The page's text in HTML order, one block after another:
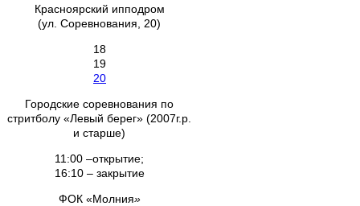
Красноярский ипподром
(ул. Соревнования, 20)
18
19
20
Городские соревнования по
стритболу «Левый берег» (2007г.р.
и старше)
11:00 –открытие;
16:10 – закрытие
ФОК «Молния»